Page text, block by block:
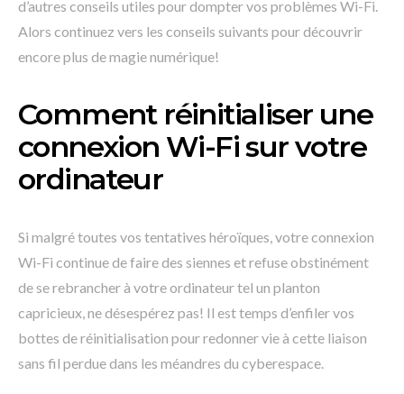
d’autres conseils utiles pour dompter vos problèmes Wi-Fi.
Alors continuez vers les conseils suivants pour découvrir
encore plus de magie numérique!
Comment réinitialiser une
connexion Wi-Fi sur votre
ordinateur
Si malgré toutes vos tentatives héroïques, votre connexion
Wi-Fi continue de faire des siennes et refuse obstinément
de se rebrancher à votre ordinateur tel un planton
capricieux, ne désespérez pas! Il est temps d’enfiler vos
bottes de réinitialisation pour redonner vie à cette liaison
sans fil perdue dans les méandres du cyberespace.